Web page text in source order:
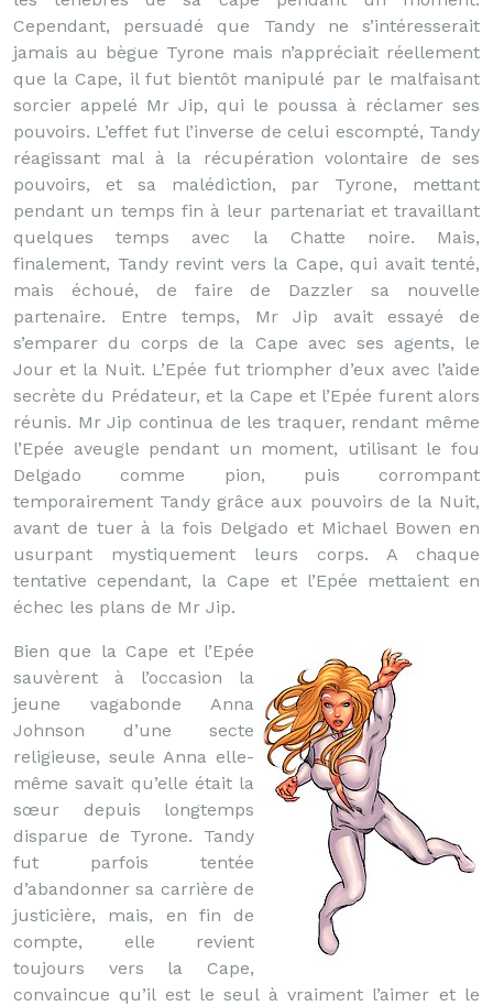
Cependant, persuadé que Tandy ne s’intéresserait
jamais au bègue Tyrone mais n’appréciait réellement
que la Cape, il fut bientôt manipulé par le malfaisant
sorcier appelé Mr Jip, qui le poussa à réclamer ses
pouvoirs. L’effet fut l’inverse de celui escompté, Tandy
réagissant mal à la récupération volontaire de ses
pouvoirs, et sa malédiction, par Tyrone, mettant
pendant un temps fin à leur partenariat et travaillant
quelques temps avec la Chatte noire. Mais,
finalement, Tandy revint vers la Cape, qui avait tenté,
mais échoué, de faire de Dazzler sa nouvelle
partenaire. Entre temps, Mr Jip avait essayé de
s’emparer du corps de la Cape avec ses agents, le
Jour et la Nuit. L’Epée fut triompher d’eux avec l’aide
secrète du Prédateur, et la Cape et l’Epée furent alors
réunis. Mr Jip continua de les traquer, rendant même
l’Epée aveugle pendant un moment, utilisant le fou
Delgado comme pion, puis corrompant
temporairement Tandy grâce aux pouvoirs de la Nuit,
avant de tuer à la fois Delgado et Michael Bowen en
usurpant mystiquement leurs corps. A chaque
tentative cependant, la Cape et l’Epée mettaient en
échec les plans de Mr Jip.
Bien que la Cape et l’Epée
sauvèrent à l’occasion la
jeune vagabonde Anna
Johnson d’une secte
religieuse, seule Anna elle-
même savait qu’elle était la
sœur depuis longtemps
disparue de Tyrone. Tandy
fut parfois tentée
d’abandonner sa carrière de
justicière, mais, en fin de
compte, elle revient
toujours vers la Cape,
convaincue qu’il est le seul à vraiment l’aimer et le